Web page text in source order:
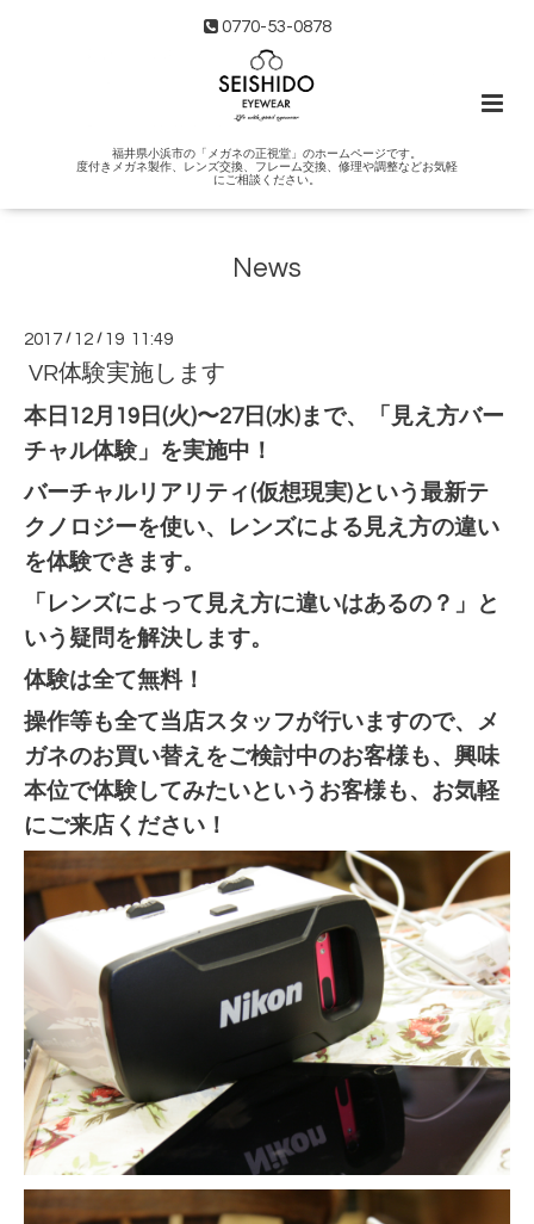
0770-53-0878
福井県小浜市の「メガネの正視堂」のホームページです。
度付きメガネ製作、レンズ交換、フレーム交換、修理や調整などお気軽
にご相談ください。
News
2017 / 12 / 19 11:49
VR体験実施します
本日12月19日(火)〜27日(水)まで、「見え方バー
チャル体験」を実施中！
バーチャルリアリティ(仮想現実)という最新テ
クノロジーを使い、レンズによる見え方の違い
を体験できます。
「レンズによって見え方に違いはあるの？」と
いう疑問を解決します。
体験は全て無料！
操作等も全て当店スタッフが行いますので、メ
ガネのお買い替えをご検討中のお客様も、興味
本位で体験してみたいというお客様も、お気軽
にご来店ください！